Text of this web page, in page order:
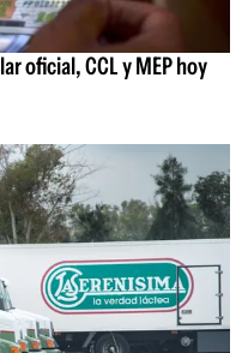
oficial, CCL y MEP hoy